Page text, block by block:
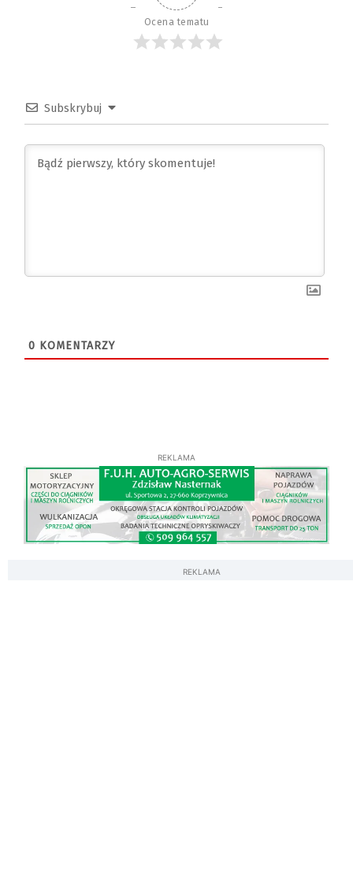
Ocena tematu
Subskrybuj
0 KOMENTARZY
REKLAMA
REKLAMA